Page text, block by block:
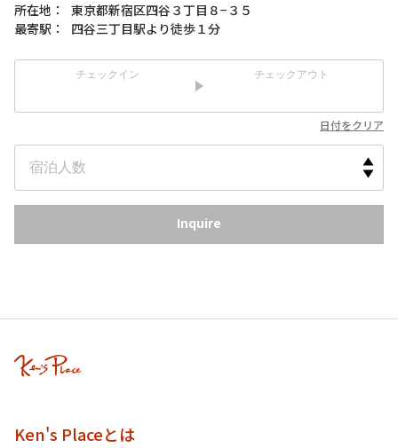
所在地：
東京都新宿区四谷３丁目８−３５
最寄駅：
四谷三丁目駅より徒歩１分
チェックイン チェックアウト
日付をクリア
Inquire
Ken's Placeとは